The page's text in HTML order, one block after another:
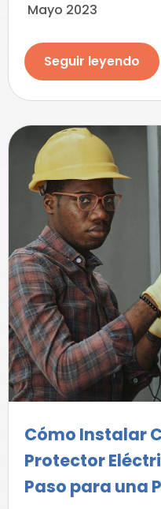
Mayo 2023
Seguir leyendo
Cómo Instalar
Protector
Paso para una